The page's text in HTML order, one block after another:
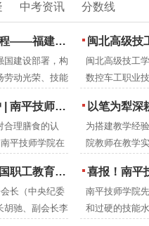
中考资讯 分数线
育活动周圆满落幕
国建设部署，构
劳动光荣、技能
“强链·兴城·圆
动周系列特色
闽北高级技
闽北高级技工
数控车工职业
品营养周知识讲座
合理膳食的认
平技师学院在
以笔为犁深耕教改沃土 匠
为搭建教学经
院教师在教学
学院教研室组
编工作。历时
成册推广交流。
平技师学院调研指导
长（中央纪委
胡驰、副会长李
喜报！南平技师
南平技师学院
和过硬的技能